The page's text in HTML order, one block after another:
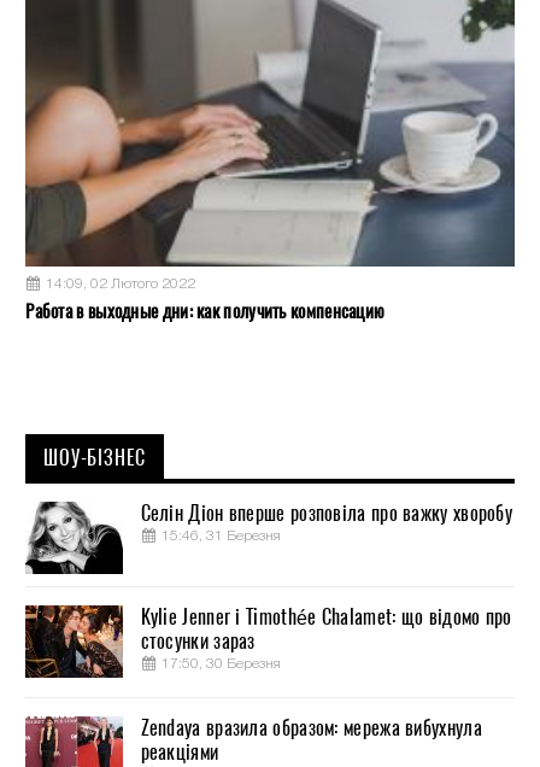
14:09, 02 Лютого 2022
Работа в выходные дни: как получить компенсацию
ШОУ-БІЗНЕС
Селін Діон вперше розповіла про важку хворобу
15:46, 31 Березня
Kylie Jenner і Timothée Chalamet: що відомо про
стосунки зараз
17:50, 30 Березня
Zendaya вразила образом: мережа вибухнула
реакціями